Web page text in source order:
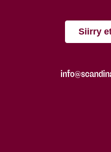
Siirry